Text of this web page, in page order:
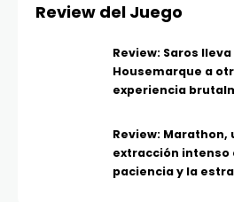
Review del Juego
Review: Saros
Housemarque a
experiencia
Review: Marathon,
extracción intenso
paciencia y la